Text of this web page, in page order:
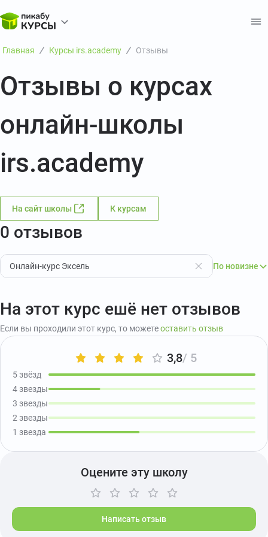
Главная Курсы irs.academy Отзывы
Отзывы о курсах
онлайн-школы
irs.academy
На сайт школы К курсам
0 отзывов
Онлайн-курс Эксель По новизне
На этот курс ешё нет отзывов
Если вы проходили этот курс, то можетеоставить отзыв
3,8/ 5
5 звёзд
4 звезды
3 звезды
2 звезды
1 звезда
Оцените эту школу
Написать отзыв